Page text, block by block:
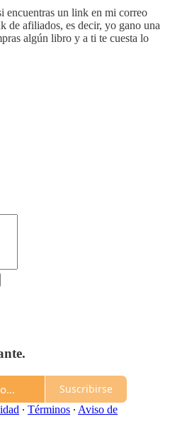
encuentras un link en mi correo
de afiliados, es decir, yo gano una
algún libro y a ti te cuesta lo
Suscribirse
∙ Términos ∙ Aviso de